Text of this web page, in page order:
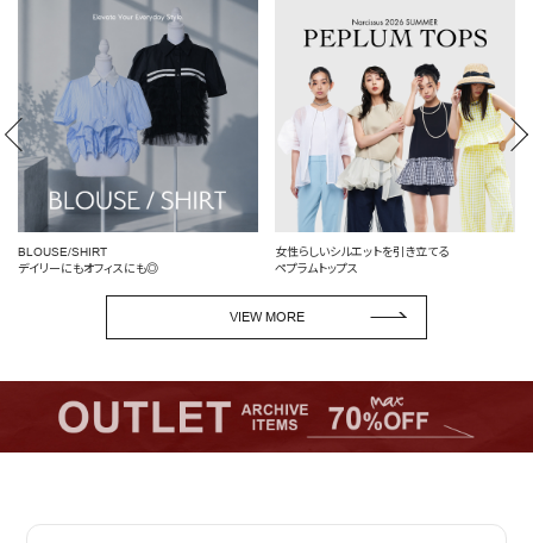
女性らしいシルエットを引き立てる
ペプラムトップス
定番を、自分らしく
頼れるデニム特集
VIEW MORE